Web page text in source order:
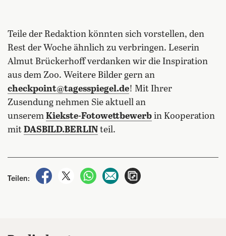
Teile der Redaktion könnten sich vorstellen, den
Rest der Woche ähnlich zu verbringen. Leserin
Almut Brückerhoff verdanken wir die Inspiration
aus dem Zoo. Weitere Bilder gern an
checkpoint@tagesspiegel.de! Mit Ihrer
Zusendung nehmen Sie aktuell an
unserem Kiekste-Fotowettbewerb in Kooperation
mit DASBILD.BERLIN teil.
Teilen:
auf Facebook teilen
auf X teilenper WhatsApp teilen
per E-Mail teilen